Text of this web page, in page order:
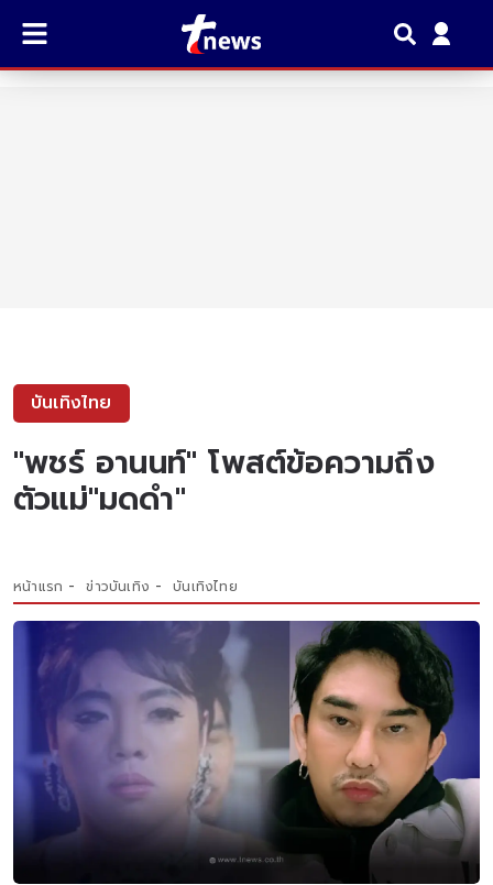
บันเทิงไทย
"พชร์ อานนท์" โพสต์ข้อความถึง
ตัวแม่"มดดำ"
หน้าแรก ข่าวบันเทิง บันเทิงไทย